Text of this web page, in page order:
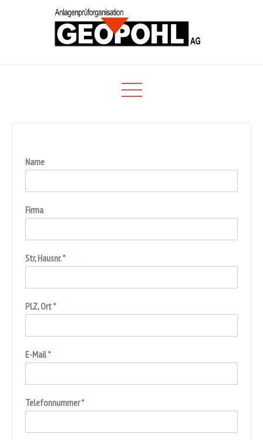
Anlagenprüforganisation
Name
Firma
Str, Hausnr.*
PLZ, Ort*
E-Mail*
Telefonnummer*